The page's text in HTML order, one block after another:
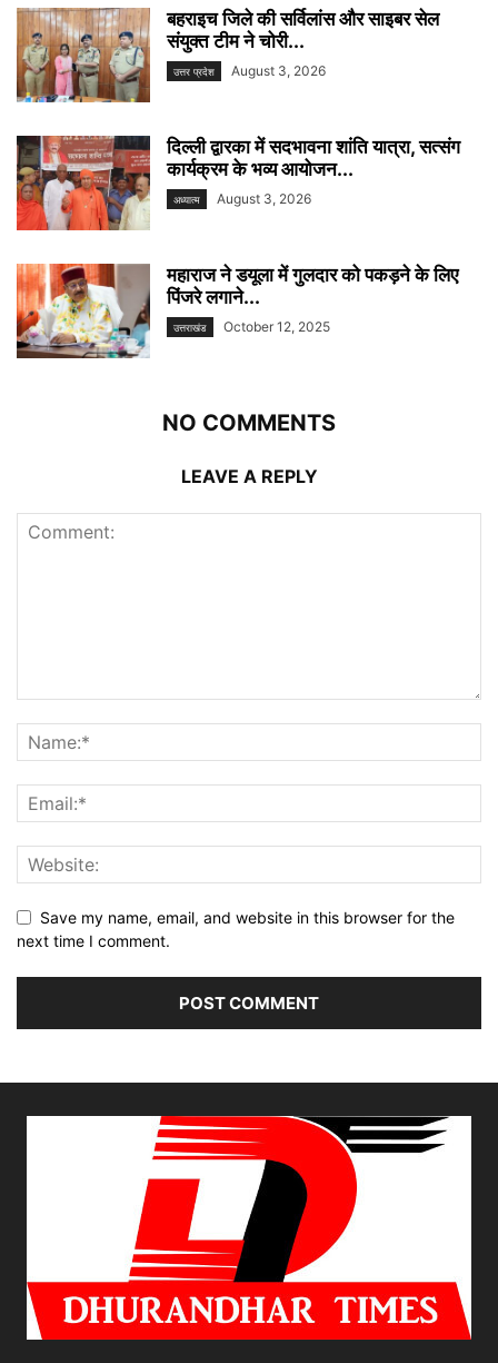
बहराइच जिले की सर्विलांस और साइबर सेल
संयुक्त टीम ने चोरी...
उत्तर प्रदेश August 3, 2026
दिल्ली द्वारका में सदभावना शांति यात्रा, सत्संग
कार्यक्रम के भव्य आयोजन...
अध्यात्म August 3, 2026
महाराज ने डयूला में गुलदार को पकड़ने के लिए
पिंजरे लगाने...
उत्तराखंड October 12, 2025
NO COMMENTS
LEAVE A REPLY
Save my name, email, and website in this browser for the
next time I comment.